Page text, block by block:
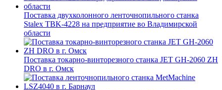
Поставка двухколонного ленточнопильного станка
Stalex TBK-4228 на предприятие во Владимирской
области
Поставка токарно-винторезного станка JET GH-2060 ZH
DRO в г. Омск